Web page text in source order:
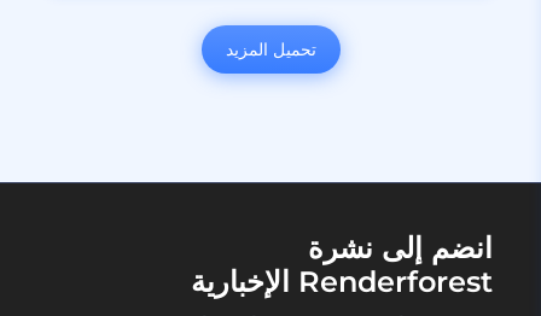
تحميل المزيد
انضم إلى نشرة
Renderforest الإخبارية